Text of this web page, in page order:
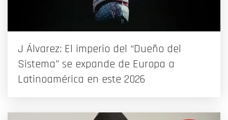
J Álvarez: El imperio del “Dueño del
Sistema” se expande de Europa a
Latinoamérica en este 2026